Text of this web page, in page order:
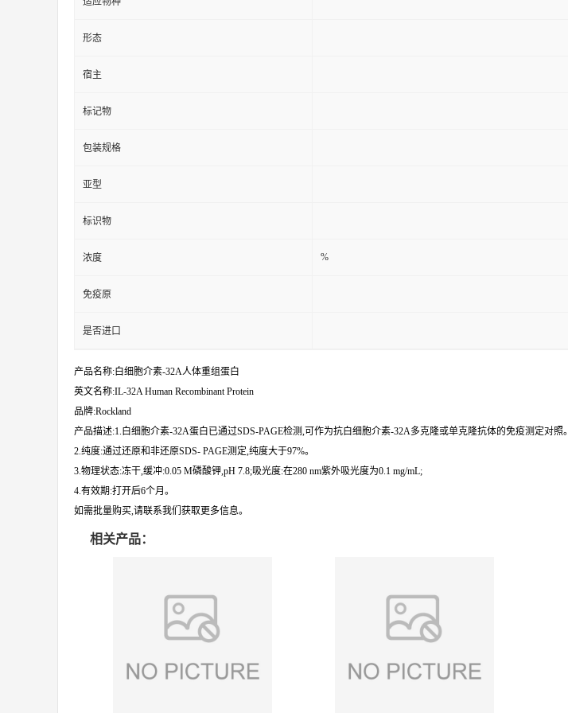
形态
宿主
标记物
包装规格
亚型
标识物
浓度 %
免疫原
是否进口
产品名称:白细胞介素-32A人体重组蛋白
英文名称:IL-32A Human Recombinant Protein
品牌:Rockland
产品描述:1.白细胞介素-32A蛋白已通过SDS-PAGE检测,可作为抗白细胞介素-32A多克隆或单克隆抗体的免疫测定对照。
2.纯度:通过还原和非还原SDS- PAGE测定,纯度大于97%。
3.物理状态:冻干,缓冲:0.05 M磷酸钾,pH 7.8;吸光度:在280 nm紫外吸光度为0.1 mg/mL;
4.有效期:打开后6个月。
如需批量购买,请联系我们获取更多信息。
相关产品：